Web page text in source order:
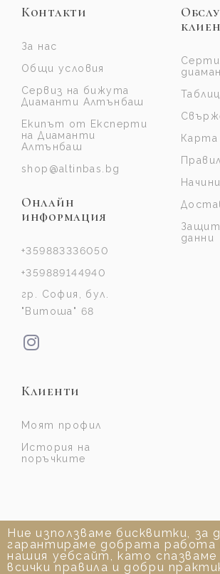
Ние използваме бисквитки, за
гарантираме добрата работа
нашия уебсайт, като спазваме
всички правила и добри
Контакти
За нас
Общи условия
Сервиз на бижута
Диаманти Алтънбаш
Екипът от Експерти
на Диаманти
Алтънбаш
shop@altinbas.bg
Онлайн
информация
+359883336050
+359889144940
гр. София, бул.
"Витоша" 68
Карта
данни
Клиенти
Моят профил
История на
поръчките